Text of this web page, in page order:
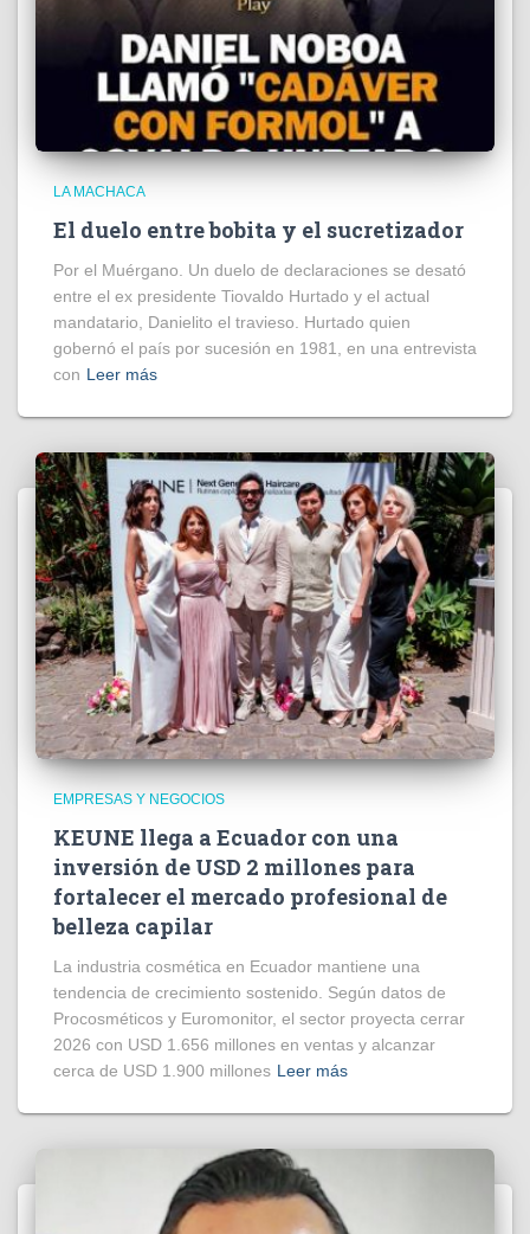
LA MACHACA
El duelo entre bobita y el sucretizador
Por el Muérgano. Un duelo de declaraciones se desató
entre el ex presidente Tiovaldo Hurtado y el actual
mandatario, Danielito el travieso. Hurtado quien
gobernó el país por sucesión en 1981, en una entrevista
con Leer más
EMPRESAS Y NEGOCIOS
KEUNE llega a Ecuador con una
inversión de USD 2 millones para
fortalecer el mercado profesional de
belleza capilar
La industria cosmética en Ecuador mantiene una
tendencia de crecimiento sostenido. Según datos de
Procosméticos y Euromonitor, el sector proyecta cerrar
2026 con USD 1.656 millones en ventas y alcanzar
cerca de USD 1.900 millones Leer más